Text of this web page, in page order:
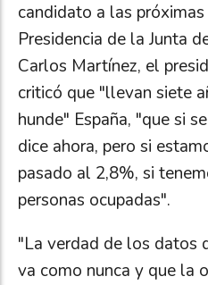
candidato a las
Presidencia de la Junta
Carlos Martínez, el
criticó que "llevan siete
hunde" España, "que si
dice ahora, pero si
pasado al 2,8%, si
personas ocupadas".
"La verdad de los datos
va como nunca y que la